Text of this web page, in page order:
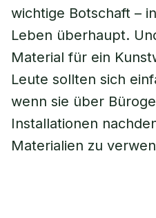
wichtige Botschaft –
Leben überhaupt.
Material für ein
Leute sollten sich
wenn sie über
Installationen
Materialien zu